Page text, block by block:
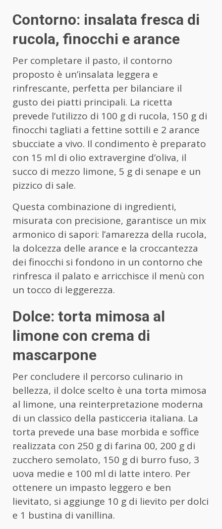
Contorno: insalata fresca di
rucola, finocchi e arance
Per completare il pasto, il contorno
proposto è un’insalata leggera e
rinfrescante, perfetta per bilanciare il
gusto dei piatti principali. La ricetta
prevede l’utilizzo di 100 g di rucola, 150 g di
finocchi tagliati a fettine sottili e 2 arance
sbucciate a vivo. Il condimento è preparato
con 15 ml di olio extravergine d’oliva, il
succo di mezzo limone, 5 g di senape e un
pizzico di sale.
Questa combinazione di ingredienti,
misurata con precisione, garantisce un mix
armonico di sapori: l’amarezza della rucola,
la dolcezza delle arance e la croccantezza
dei finocchi si fondono in un contorno che
rinfresca il palato e arricchisce il menù con
un tocco di leggerezza.
Dolce: torta mimosa al
limone con crema di
mascarpone
Per concludere il percorso culinario in
bellezza, il dolce scelto è una torta mimosa
al limone, una reinterpretazione moderna
di un classico della pasticceria italiana. La
torta prevede una base morbida e soffice
realizzata con 250 g di farina 00, 200 g di
zucchero semolato, 150 g di burro fuso, 3
uova medie e 100 ml di latte intero. Per
ottenere un impasto leggero e ben
lievitato, si aggiunge 10 g di lievito per dolci
e 1 bustina di vanillina.